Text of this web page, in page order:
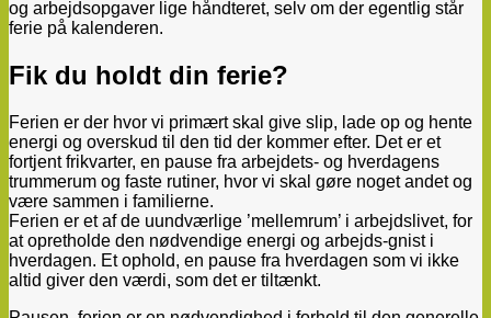
og arbejdsopgaver lige håndteret, selv om der egentlig står
ferie på kalenderen.
Fik du holdt din ferie?
Ferien er der hvor vi primært skal give slip, lade op og hente
energi og overskud til den tid der kommer efter. Det er et
fortjent frikvarter, en pause fra arbejdets- og hverdagens
trummerum og faste rutiner, hvor vi skal gøre noget andet og
være sammen i familierne.
Ferien er et af de uundværlige ’mellemrum’ i arbejdslivet, for
at opretholde den nødvendige energi og arbejds-gnist i
hverdagen. Et ophold, en pause fra hverdagen som vi ikke
altid giver den værdi, som det er tiltænkt.